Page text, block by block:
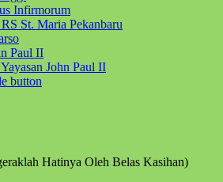
Infirmorum
St. Maria Pekanbaru
Paul II
John Paul II
button
Hatinya Oleh Belas Kasihan)